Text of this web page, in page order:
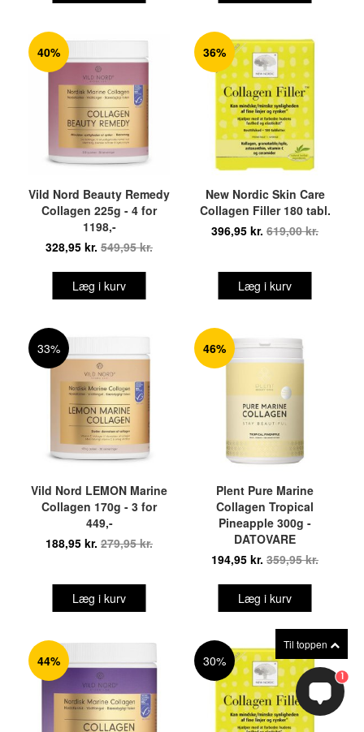
40%
Vild Nord Beauty Remedy
Collagen 225g - 4 for
1198,-
328,95 kr. 549,95 kr.
Læg i kurv
36%
New Nordic Skin Care
Collagen Filler 180 tabl.
396,95 kr. 619,00 kr.
Læg i kurv
33%
Vild Nord LEMON Marine
Collagen 170g - 3 for
449,-
188,95 kr. 279,95 kr.
Læg i kurv
46%
Plent Pure Marine
Collagen Tropical
Pineapple 300g -
DATOVARE
194,95 kr. 359,95 kr.
Læg i kurv
44% 30%
Til toppen
1